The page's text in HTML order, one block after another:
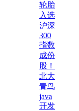
轮胎
入选
沪深
300
指数
成份
股！
北大
青鸟
java
开发